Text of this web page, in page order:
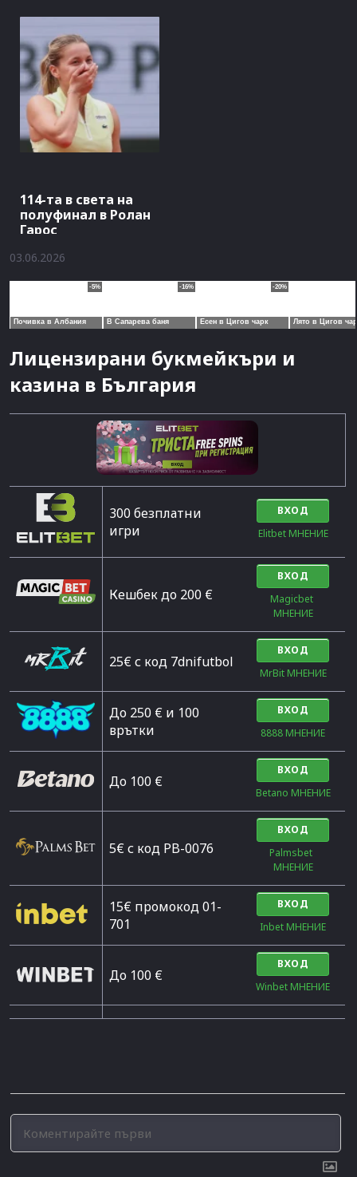
114-та в света на
полуфинал в Ролан
Гарос
03.06.2026
Лицензирани букмейкъри и
казина в България
300 безплатни
игри
ВХОД
Elitbet МНЕНИЕ
Кешбек до 200 €
ВХОД
Magicbet
МНЕНИЕ
25€ с код 7dnifutbol
ВХОД
MrBit МНЕНИЕ
До 250 € и 100
врътки
ВХОД
8888 МНЕНИЕ
Дo 100 €
ВХОД
Betano МНЕНИЕ
5€ с код PB-0076
ВХОД
Palmsbet
МНЕНИЕ
15€ промокод 01-
701
ВХОД
Inbet МНЕНИЕ
До 100 €
ВХОД
Winbet МНЕНИЕ